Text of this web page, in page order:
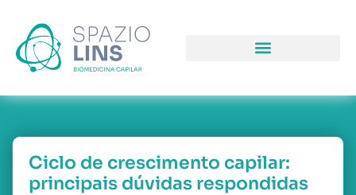
Ciclo de crescimento capilar:
principais dúvidas respondidas